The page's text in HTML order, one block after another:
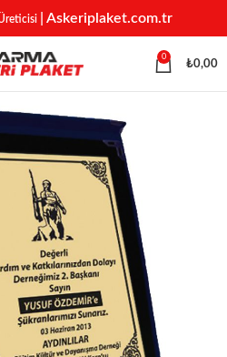
| Askeriplaket.com.tr
0
₺0,00